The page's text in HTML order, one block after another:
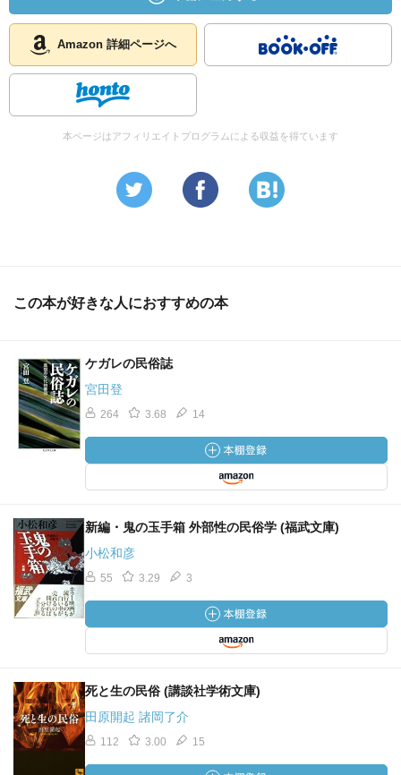
Amazon 詳細ページへ
本ページはアフィリエイトプログラムによる収益を得ています
この本が好きな人におすすめの本
ケガレの民俗誌
宮田登
264 3.68 14
新編・鬼の玉手箱 外部性の民俗学 (福武文庫)
小松和彦
55 3.29 3
死と生の民俗 (講談社学術文庫)
田原開起 諸岡了介
112 3.00 15